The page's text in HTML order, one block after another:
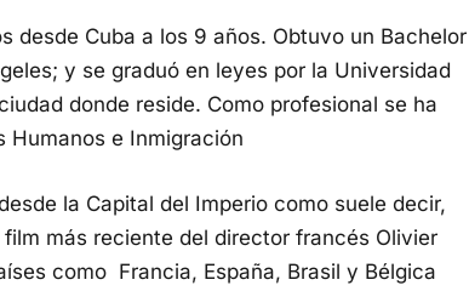
desde Cuba a los 9 años. Obtuvo un Bachelor
y se graduó en leyes por la Universidad
donde reside. Como profesional se ha
Humanos e Inmigración
la Capital del Imperio como suele decir,
más reciente del director francés Olivier
como Francia, España, Brasil y Bélgica